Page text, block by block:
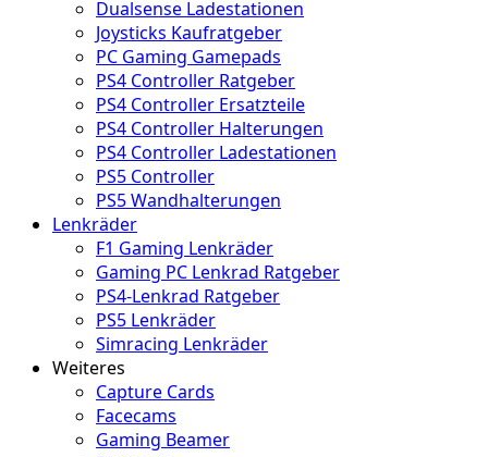
Dualsense Ladestationen
Joysticks Kaufratgeber
PC Gaming Gamepads
PS4 Controller Ratgeber
PS4 Controller Ersatzteile
PS4 Controller Halterungen
PS4 Controller Ladestationen
PS5 Controller
PS5 Wandhalterungen
Lenkräder
F1 Gaming Lenkräder
Gaming PC Lenkrad Ratgeber
PS4-Lenkrad Ratgeber
PS5 Lenkräder
Simracing Lenkräder
Weiteres
Capture Cards
Facecams
Gaming Beamer